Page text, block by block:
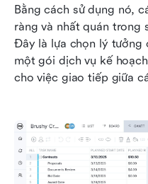
Bằng cách sử dụng nó,
ràng và nhất quán trong
Đây là lựa chọn lý tưởng
một gói dịch vụ kế
cho việc giao tiếp giữa